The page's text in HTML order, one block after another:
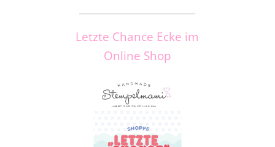
Letzte Chance Ecke im
Online Shop